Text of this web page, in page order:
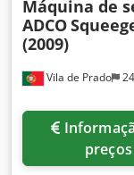
Vila de Prado
Máquina de
ADCO
(2009)
preços